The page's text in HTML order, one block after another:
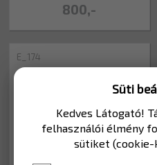
800,-
E_174
Süti
Kedves Látogató!
felhasználói élmény
sütiket (cookie-